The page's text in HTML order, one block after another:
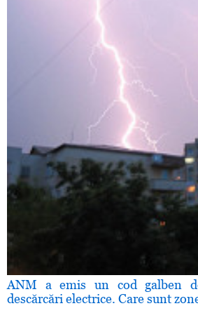
ANM a emis un cod galben
descărcări electrice. Care sunt